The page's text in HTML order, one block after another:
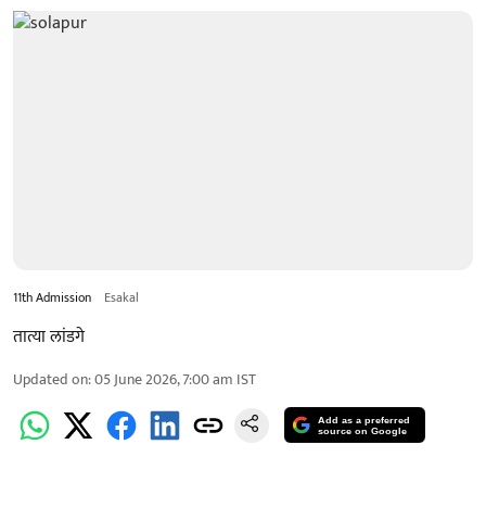
11th Admission Esakal
तात्या लांडगे
Updated on:05 June 2026, 7:00 am IST
Add as a preferred
source on Google